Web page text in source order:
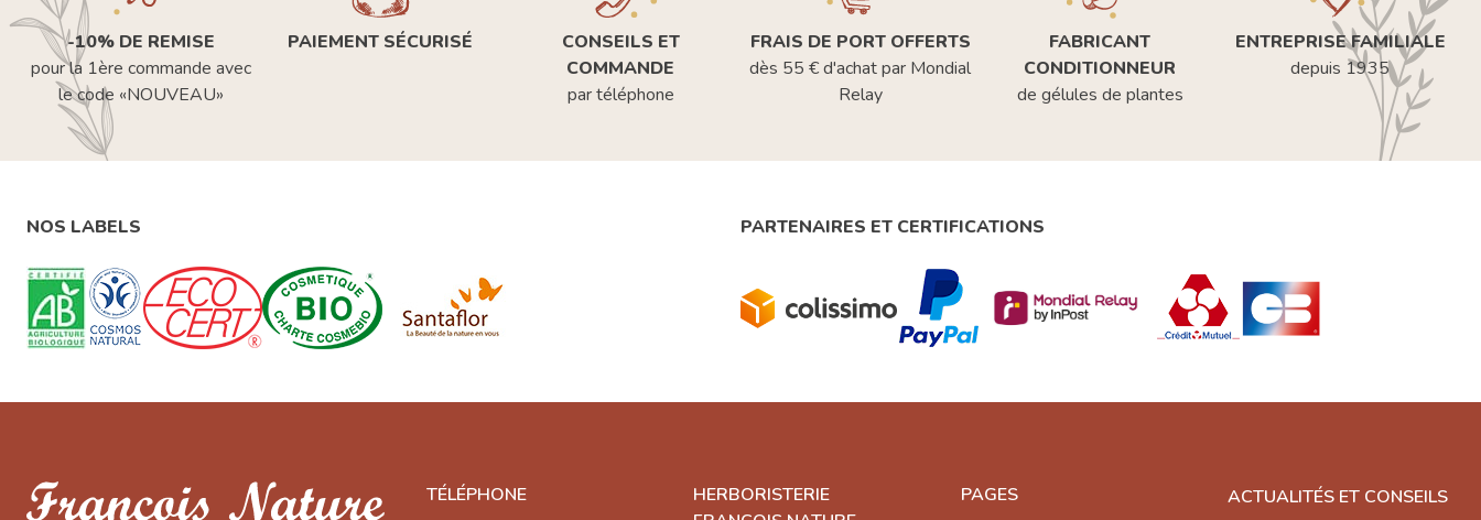
-10% DE REMISE
pour la 1ère commande avec
le code «NOUVEAU»
PAIEMENT SÉCURISÉ
CONSEILS ET
COMMANDE
par téléphone
FRAIS DE PORT OFFERTS
dès 55 € d'achat par Mondial
Relay
FABRICANT
CONDITIONNEUR
de gélules de plantes
ENTREPRISE FAMILIALE
depuis 1935
NOS LABELS PARTENAIRES ET CERTIFICATIONS
TÉLÉPHONE
HERBORISTERIE
PAGES
ACTUALITÉS ET CONSEILS